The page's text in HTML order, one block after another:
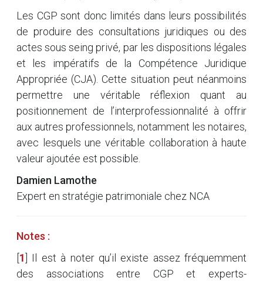
Les CGP sont donc limités dans leurs possibilités
de produire des consultations juridiques ou des
actes sous seing privé, par les dispositions légales
et les impératifs de la Compétence Juridique
Appropriée (CJA). Cette situation peut néanmoins
permettre une véritable réflexion quant au
positionnement de l’interprofessionnalité à offrir
aux autres professionnels, notamment les notaires,
avec lesquels une véritable collaboration à haute
valeur ajoutée est possible.
Damien Lamothe
Expert en stratégie patrimoniale chez NCA
Notes :
1
Il est à noter qu’il existe assez fréquemment
des associations entre CGP et experts-